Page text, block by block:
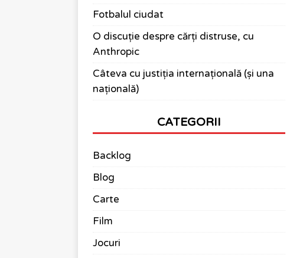
Fotbalul ciudat
O discuție despre cărți distruse, cu
Anthropic
Câteva cu justiția internațională (și una
națională)
CATEGORII
Backlog
Blog
Carte
Film
Jocuri